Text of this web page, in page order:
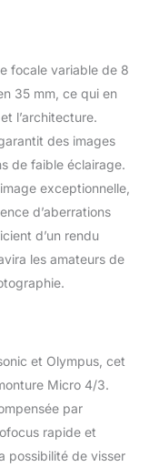
focale variable de 8
35 mm, ce qui en
l’architecture.
des images
de faible éclairage.
exceptionnelle,
d’aberrations
d’un rendu
les amateurs de
et Olympus, cet
Micro 4/3.
par
rapide et
possibilité de visser